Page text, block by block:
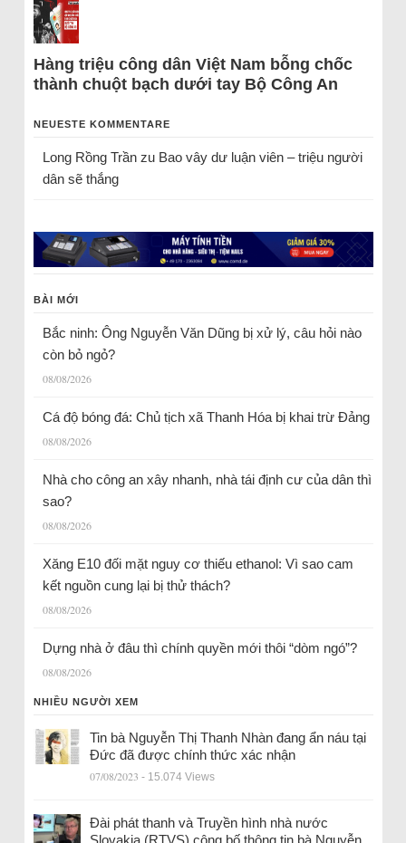
Hàng triệu công dân Việt Nam bỗng chốc
thành chuột bạch dưới tay Bộ Công An
NEUESTE KOMMENTARE
Long Rồng Trầnzu Bao vây dư luận viên – triệu người
dân sẽ thắng
BÀI MỚI
Bắc ninh: Ông Nguyễn Văn Dũng bị xử lý, câu hỏi nào
còn bỏ ngỏ?
08/08/2026
Cá độ bóng đá: Chủ tịch xã Thanh Hóa bị khai trừ Đảng
08/08/2026
Nhà cho công an xây nhanh, nhà tái định cư của dân thì
sao?
08/08/2026
Xăng E10 đối mặt nguy cơ thiếu ethanol: Vì sao cam
kết nguồn cung lại bị thử thách?
08/08/2026
Dựng nhà ở đâu thì chính quyền mới thôi “dòm ngó”?
08/08/2026
NHIỀU NGƯỜI XEM
Tin bà Nguyễn Thị Thanh Nhàn đang ẩn náu tại
Đức đã được chính thức xác nhận
07/08/2023 - 15.074 Views
Đài phát thanh và Truyền hình nhà nước
Slovakia (RTVS) công bố thông tin bà Nguyễn